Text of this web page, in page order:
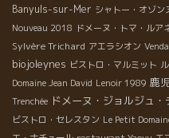
Banyuls-sur-Mer シャトー・オゾン
Nouveau 2018 ドメーヌ・トマ・ルア
Sylvère Trichard アエラシオン
biojoleynes ビストロ・マルミット
Domaine Jean David Lenoir 1989 鹿
Trenchée ドメーヌ・ジョルジュ・
ビストロ・セレスタン Le Petit